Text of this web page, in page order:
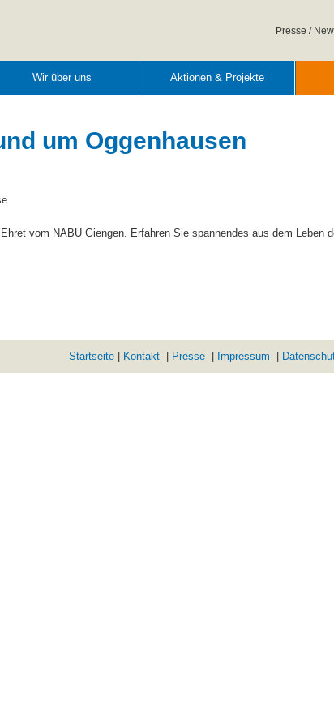
Navigation
Presse /
Wir über uns Aktionen & Projekte
um Oggenhausen
vom NABU Giengen. Erfahren Sie spannendes aus dem Leben
Startseite Kontakt Presse Impressum